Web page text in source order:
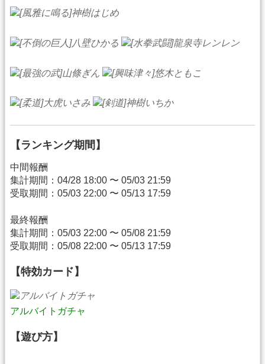
【ランキング期間】
中間報酬
集計期間：04/28 18:00 〜 05/03 21:59
受取期間：05/03 22:00 〜 05/13 17:59
最終報酬
集計期間：05/03 22:00 〜 05/08 21:59
受取期間：05/08 22:00 〜 05/13 17:59
【特効カード】
アルバイトガチャ
【遊び方】